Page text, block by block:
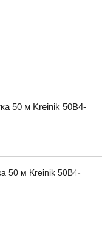
50 м Kreinik 50B4-